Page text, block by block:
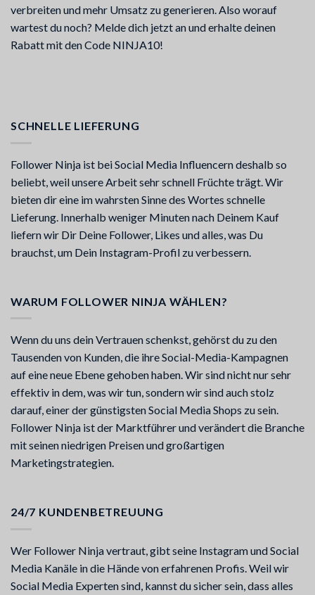
verbreiten und mehr Umsatz zu generieren. Also worauf
wartest du noch? Melde dich jetzt an und erhalte deinen
Rabatt mit den Code NINJA10!
SCHNELLE LIEFERUNG
Follower Ninja ist bei Social Media Influencern deshalb so
beliebt, weil unsere Arbeit sehr schnell Früchte trägt. Wir
bieten dir eine im wahrsten Sinne des Wortes schnelle
Lieferung. Innerhalb weniger Minuten nach Deinem Kauf
liefern wir Dir Deine Follower, Likes und alles, was Du
brauchst, um Dein Instagram-Profil zu verbessern.
WARUM FOLLOWER NINJA WÄHLEN?
Wenn du uns dein Vertrauen schenkst, gehörst du zu den
Tausenden von Kunden, die ihre Social-Media-Kampagnen
auf eine neue Ebene gehoben haben. Wir sind nicht nur sehr
effektiv in dem, was wir tun, sondern wir sind auch stolz
darauf, einer der günstigsten Social Media Shops zu sein.
Follower Ninja ist der Marktführer und verändert die Branche
mit seinen niedrigen Preisen und großartigen
Marketingstrategien.
24/7 KUNDENBETREUUNG
Wer Follower Ninja vertraut, gibt seine Instagram und Social
Media Kanäle in die Hände von erfahrenen Profis. Weil wir
Social Media Experten sind, kannst du sicher sein, dass alles